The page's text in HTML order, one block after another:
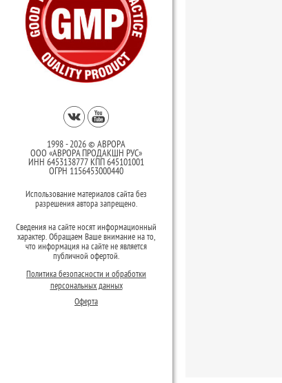
1998 - 2026 © АВРОРА
ООО «АВРОРА ПРОДАКШН РУС»
ИНН 6453138777 КПП 645101001
ОГРН 1156453000440
Использование материалов сайта без
разрешения автора запрещено.
Сведения на сайте носят информационный
характер. Обращаем Ваше внимание на то,
что информация на сайте не является
публичной офертой.
Политика безопасности и обработки
персональных данных
Оферта